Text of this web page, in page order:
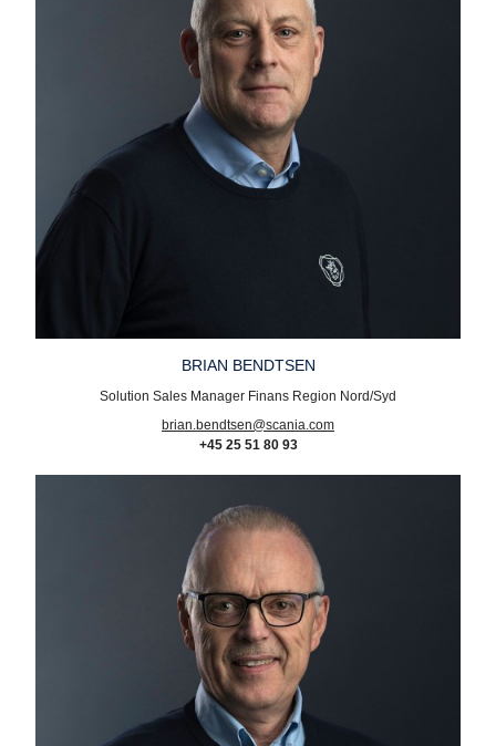
BRIAN BENDTSEN
Solution Sales Manager Finans Region Nord/Syd
brian.bendtsen@scania.com
+45 25 51 80 93